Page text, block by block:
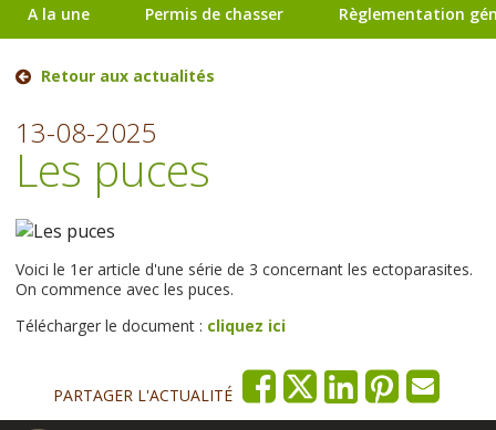
A la une Permis de chasser Règlementation
Retour aux actualités
13-08-2025
Les puces
Voici le 1er article d'une série de 3 concernant les ectoparasites.
On commence avec les puces.
Télécharger le document : cliquez ici
PARTAGER L'ACTUALITÉ